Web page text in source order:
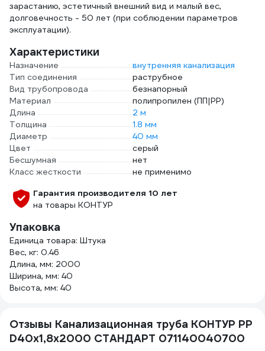
зарастанию, эстетичный внешний вид и малый вес,
долговечность - 50 лет (при соблюдении параметров
эксплуатации).
Характеристики
Назначение
внутренняя канализация
Тип соединения
раструбное
Вид трубопровода
безнапорный
Материал
полипропилен (ПП|PP)
Длина
2 м
Толщина
1.8 мм
Диаметр
40 мм
Цвет
серый
Бесшумная
нет
Класс жесткости
не применимо
Гарантия производителя 10 лет
на товары КОНТУР
Упаковка
Единица товара: Штука
Вес, кг: 0.46
Длина, мм: 2000
Ширина, мм: 40
Высота, мм: 40
Отзывы Канализационная труба КОНТУР РР
D40x1,8x2000 СТАНДАРТ 071140040700